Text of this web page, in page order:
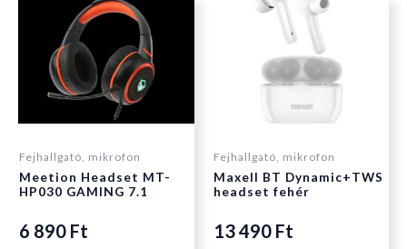
Fejhallgató, mikrofon
Meetion Headset MT-
HP030 GAMING 7.1
6 890 Ft
Fejhallgató, mikrofon
Maxell BT Dynamic+TWS
headset fehér
13 490 Ft